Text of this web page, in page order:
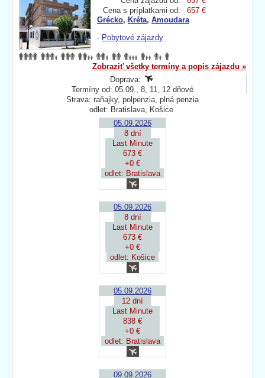
Cena s príplatkami od:
657 €
Grécko, Kréta, Amoudara
- Pobytové zájazdy
Zobraziť všetky termíny a popis zájazdu »
Doprava:
Termíny od: 05.09., 8, 11, 12 dňové
Strava: raňajky, polpenzia, plná penzia
odlet: Bratislava, Košice
05.09.2026
8 dní
Last Minute
673 €
+0 €
odlet: Bratislava
05.09.2026
8 dní
Last Minute
673 €
+0 €
odlet: Košice
05.09.2026
12 dní
Last Minute
838 €
+0 €
odlet: Bratislava
09.09.2026